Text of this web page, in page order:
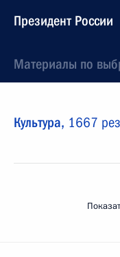
Президент России
Материалы по
Культура, 1667